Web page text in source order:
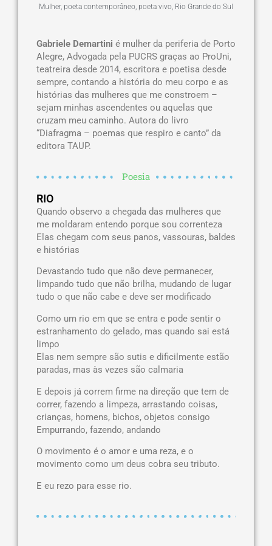
Mulher, poeta contemporâneo, poeta vivo, Rio Grande do Sul
Gabriele Demartini é mulher da periferia de Porto
Alegre, Advogada pela PUCRS graças ao ProUni,
teatreira desde 2014, escritora e poetisa desde
sempre, contando a história do meu corpo e as
histórias das mulheres que me constroem –
sejam minhas ascendentes ou aquelas que
cruzam meu caminho. Autora do livro
“Diafragma – poemas que respiro e canto” da
editora TAUP.
Poesia
RIO
Quando observo a chegada das mulheres que
me moldaram entendo porque sou correnteza
Elas chegam com seus panos, vassouras, baldes
e histórias
Devastando tudo que não deve permanecer,
limpando tudo que não brilha, mudando de lugar
tudo o que não cabe e deve ser modificado
Como um rio em que se entra e pode sentir o
estranhamento do gelado, mas quando sai está
limpo
Elas nem sempre são sutis e dificilmente estão
paradas, mas às vezes são calmaria
E depois já correm firme na direção que tem de
correr, fazendo a limpeza, arrastando coisas,
crianças, homens, bichos, objetos consigo
Empurrando, fazendo, andando
O movimento é o amor e uma reza, e o
movimento como um deus cobra seu tributo.
E eu rezo para esse rio.